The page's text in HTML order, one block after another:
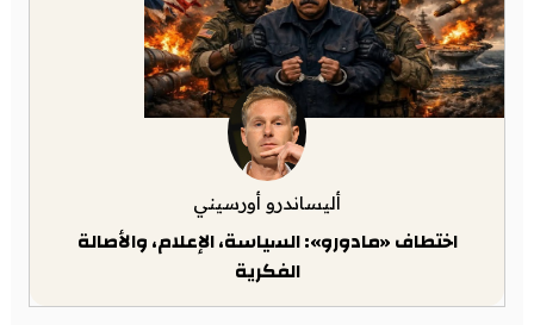
أليساندرو أورسيني
اختطاف «مادورو»: السياسة، الإعلام، والأصالة
الفكرية